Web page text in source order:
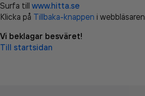
Surfa till www.hitta.se
Klicka på Tillbaka-knappen i
Vi beklagar besväret!
Till startsidan